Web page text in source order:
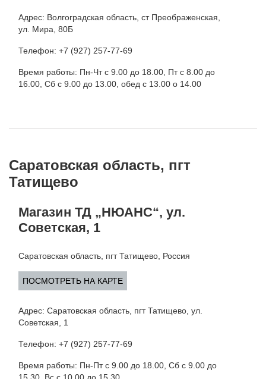
Адрес: Волгоградская область, ст Преображенская,
ул. Мира, 80Б
Телефон: +7 (927) 257-77-69
Время работы: Пн-Чт с 9.00 до 18.00, Пт с 8.00 до
16.00, Сб с 9.00 до 13.00, обед с 13.00 о 14.00
Саратовская область, пгт
Татищево
Магазин ТД „НЮАНС“, ул.
Советская, 1
Саратовская область, пгт Татищево, Россия
ПОСМОТРЕТЬ НА КАРТЕ
Адрес: Саратовская область, пгт Татищево, ул.
Советская, 1
Телефон: +7 (927) 257-77-69
Время работы: Пн-Пт с 9.00 до 18.00, Сб с 9.00 до
15.30, Вс с 10.00 до 15.30